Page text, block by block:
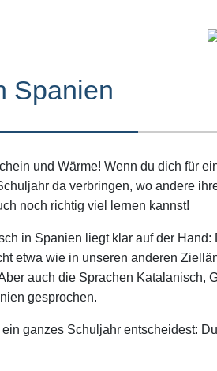
Spanien
und Wärme! Wenn du dich für
da verbringen, wo andere
noch richtig viel lernen kannst!
in Spanien liegt klar auf der Hand:
etwa wie in unseren anderen
auch die Sprachen Katalanisch,
gesprochen.
ganzes Schuljahr entscheidest: